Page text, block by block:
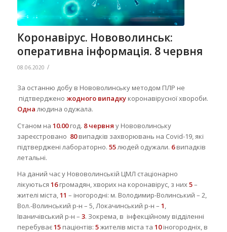
Коронавірус. Нововолинськ:
оперативна інформація. 8 червня
08.06.2020 /
За останню добу в Нововолинську методом ПЛР не
підтверджено жодного випадку коронавірусної хвороби.
Одналюдина одужала.
Станом на 10.00год. 8червня у Нововолинську
зареєстровано 80випадків захворювань на Covid-19, які
підтверджені лабораторно. 55людей одужали. 6випадків
летальні.
На даний час у Нововолинській ЦМЛ стаціонарно
лікуються 16громадян, хворих на коронавірус, з них 5–
жителі міста, 11 – іногородні: м. Володимир-Волинський – 2,
Вол.-Волинський р-н – 5, Локачинський р-н – 1
Іваничівський р-н – 3. Зокрема, в інфекційному відділенні
перебуває15 пацієнтів: 5жителів міста та 10іногородніх, в